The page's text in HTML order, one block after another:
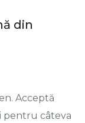
din
Acceptă
pentru câteva